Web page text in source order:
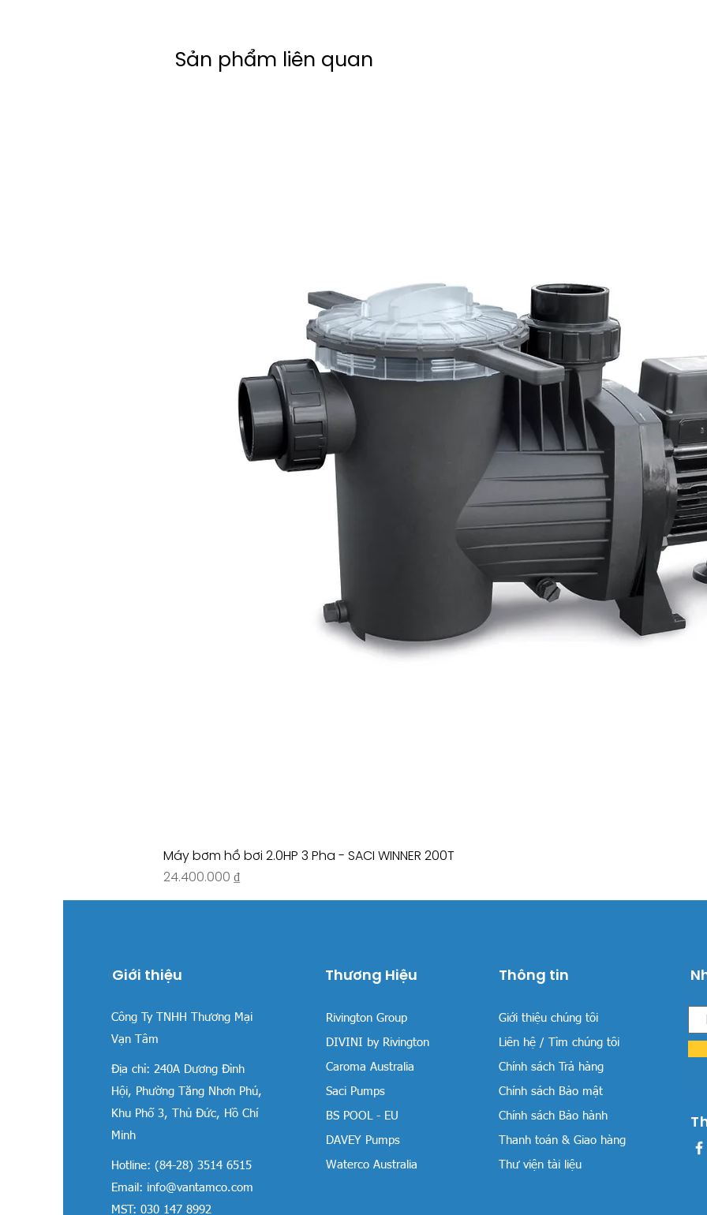
Sản phẩm liên quan
Máy bơm hồ bơi 2.0HP 3 Pha - SACI WINNER 200T
Giá
24.400.000 ₫
Giới thiệu
Công Ty TNHH Thương Mại
Vạn Tâm
Địa chỉ:240A Dương Đình
Hội, Phường Tăng Nhơn Phú,
Khu Phố 3, Thủ Đức, Hồ Chí
Minh
Hotline: (84-28) 3514 6515
Email: info@vantamco.com
MST: 030 147 8992
Thương Hiệu
Rivington Group
DIVINI by Rivington
Caroma Australia
Saci Pumps
BS POOL - EU
DAVEY Pumps
Waterco Australia
Thông tin
Giới thiệu chúng tôi
Liên hệ / Tìm chúng tôi
Chính sách Trả hàng
Chính sách Bảo mật
Chính sách Bảo hành
Thanh toán & Giao hàng
Thư viện tài liệu